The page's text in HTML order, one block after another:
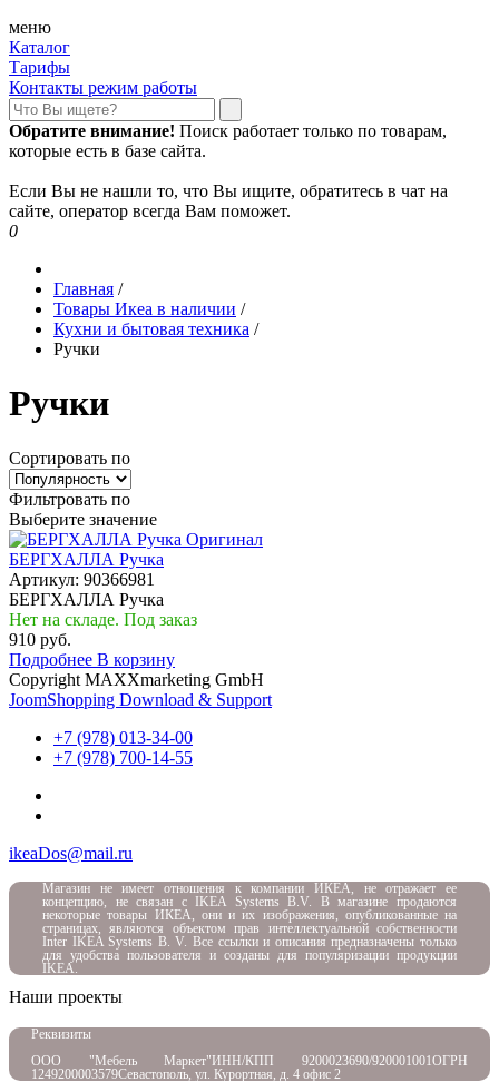
меню
Каталог
Тарифы
Контакты режим работы
Обратите внимание! Поиск работает только по товарам,
которые есть в базе сайта.
Если Вы не нашли то, что Вы ищите, обратитесь в чат на
сайте, оператор всегда Вам поможет.
0
Главная /
Товары Икеа в наличии /
Кухни и бытовая техника /
Ручки
Ручки
Сортировать по
Фильтровать по
Выберите значение
Оригинал
БЕРГХАЛЛА Ручка
Артикул: 90366981
БЕРГХАЛЛА Ручка
Нет на складе. Под заказ
910 руб.
Подробнее В корзину
Copyright MAXXmarketing GmbH
JoomShopping Download & Support
+7 (978) 013-34-00
+7 (978) 700-14-55
ikeaDos@mail.ru
Магазин не имеет отношения к компании ИКЕА, не отражает ее
концепцию, не связан с
IKEA Systems B.V. В магазине продаются
некоторые товары ИКЕА, они и их изображения, опубликованные на
страницах, являются объектом прав интеллектуальной собственности
Inter IKEA Systems B. V. Все ссылки и описания предназначены только
для удобства пользователя и созданы для популяризации продукции
IKEA.
Наши проекты
Реквизиты
ООО "Мебель Маркет"ИНН/КПП 9200023690/920001001ОГРН
1249200003579Севастополь, ул. Курортная, д. 4 офис 2